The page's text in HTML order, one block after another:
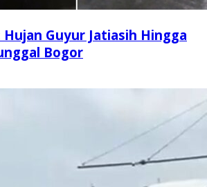
Hujan Guyur Jatiasih Hingga
Bogor